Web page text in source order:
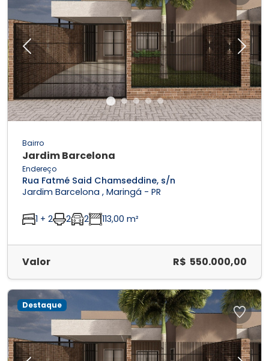
Previous Next
Bairro
Jardim Barcelona
Endereço
Rua Fatmé Said Chamseddine, s/n
Jardim Barcelona , Maringá - PR
1 + 2 2 2 113,00 m²
Valor R$ 550.000,00
Destaque